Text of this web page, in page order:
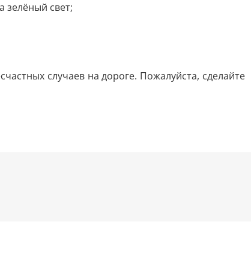
зелёный свет;
случаев на дороге. Пожалуйста, сделайте